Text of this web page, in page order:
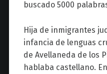
buscado 5000
Hija de inmigrantes
infancia de lenguas
de Avellaneda de los
hablaba castellano.